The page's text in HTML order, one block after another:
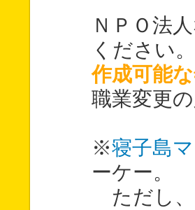
ＮＰＯ法
ください。
作成可能
職業変更
※寝子島
ーケー。
ただし、